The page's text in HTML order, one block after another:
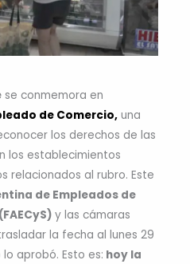
se conmemora en
de Comercio, una
los derechos de las
los establecimientos
relacionados al rubro. Este
de Empleados de
y las cámaras
la fecha al lunes 29
aprobó. Esto es: hoy la